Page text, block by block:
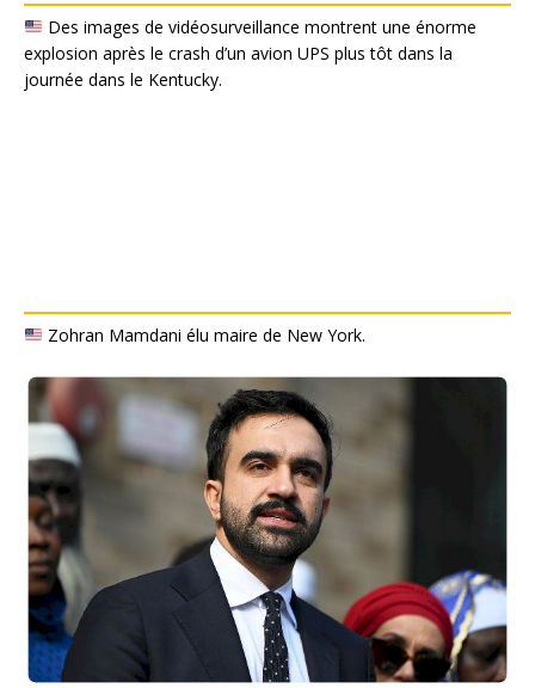
Des images de vidéosurveillance montrent une énorme
explosion après le crash d’un avion UPS plus tôt dans la
journée dans le Kentucky.
Zohran Mamdani élu maire de New York.